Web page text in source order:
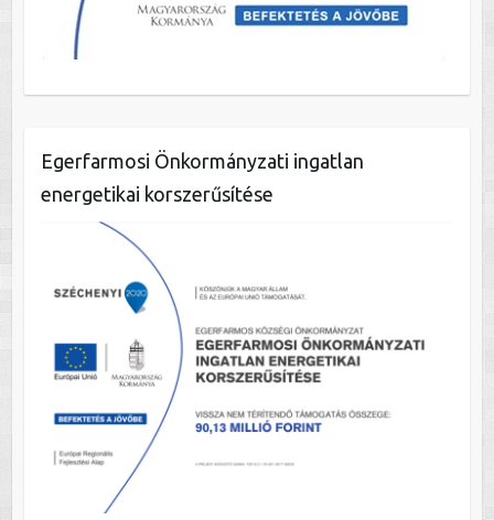
Egerfarmosi Önkormányzati ingatlan
energetikai korszerűsítése